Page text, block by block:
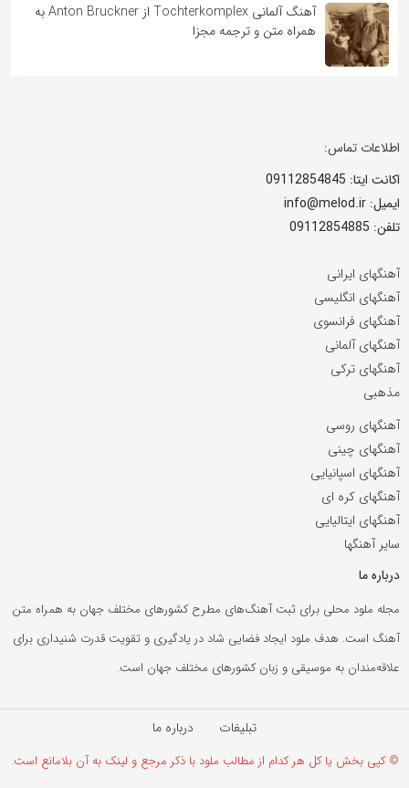
آهنگ آلمانی Tochterkomplex از Anton Bruckner به
همراه متن و ترجمه مجزا
اطلاعات تماس:
اکانت ایتا: 09112854845
ایمیل: info@melod.ir
تلفن: 09112854885
آهنگهای ایرانی
آهنگهای انگلیسی
آهنگهای فرانسوی
آهنگهای آلمانی
آهنگهای ترکی
مذهبی
آهنگهای روسی
آهنگهای چینی
آهنگهای اسپانیایی
آهنگهای کره ای
آهنگهای ایتالیایی
سایر آهنگها
درباره ما
مجله ملود محلی برای ثبت آهنگ‌های مطرح کشورهای مختلف جهان به همراه متن
آهنگ است. هدف ملود ایجاد فضایی شاد در یادگیری و تقویت قدرت شنیداری برای
علاقه‌مندان به موسیقی و زبان کشورهای مختلف جهان است.
تبلیغات درباره ما
© کپی بخش یا کل هر کدام از مطالب ملود با ذکر مرجع و لینک به آن بلامانع است.